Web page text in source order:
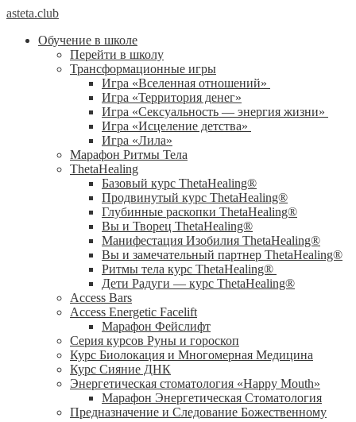
asteta.club
Обучение в школе
Перейти в школу
Трансформационные игры
Игра «Вселенная отношений»
Игра «Территория денег»
Игра «Сексуальность — энергия жизни»
Игра «Исцеление детства»
Игра «Лила»
Марафон Ритмы Тела
ThetaHealing
Базовый курс ThetaHealing®
Продвинутый курс ThetaHealing®
Глубинные раскопки ThetaHealing®
Вы и Творец ThetaHealing®
Манифестация Изобилия ThetaHealing®
Вы и замечательный партнер ThetaHealing®
Ритмы тела курс ThetaHealing®
Дети Радуги — курс ThetaHealing®
Access Bars
Access Energetic Facelift
Марафон Фейслифт
Серия курсов Руны и гороскоп
Курс Биолокация и Многомерная Медицина
Курс Сияние ДНК
Энергетическая стоматология «Happy Mouth»
Марафон Энергетическая Cтоматология
Предназначение и Следование Божественному